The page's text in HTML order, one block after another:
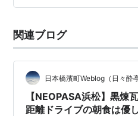
遠鉄マルシェでは、みかん
ろえている。個人的には浜松
ライフルーツやナッツ、コ…
関連ブログ
日本橋濱町Weblog（日々酔亭
【NEOPASA浜松】黒煉
距離ドライブの朝食は優